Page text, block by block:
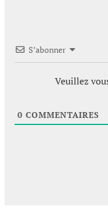
S’abonner
Veuillez
0 COMMENTAIRES